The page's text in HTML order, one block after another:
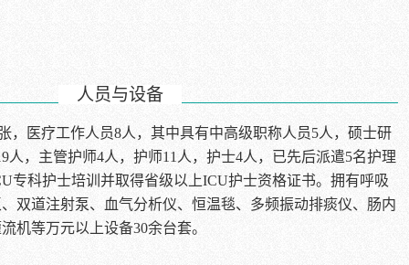
人员与设备
，医疗工作人员8人，其中具有中高级职称人员5人，硕士研
人，主管护师4人，护师11人，护士4人，已先后派遣5名护理
专科护士培训并取得省级以上ICU护士资格证书。拥有呼吸
双道注射泵、血气分析仪、恒温毯、多频振动排痰仪、肠内
机等万元以上设备30余台套。